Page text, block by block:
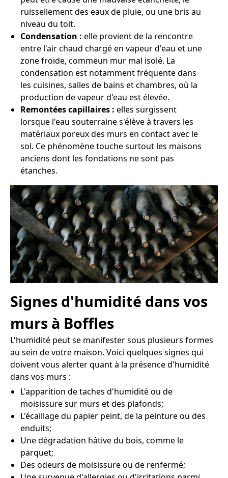
ruissellement des eaux de pluie, ou une bris au
niveau du toit.
Condensation : elle provient de la rencontre
entre l'air chaud chargé en vapeur d'eau et une
zone froide, commeun mur mal isolé. La
condensation est notamment fréquente dans
les cuisines, salles de bains et chambres, où la
production de vapeur d'eau est élevée.
Remontées capillaires : elles surgissent
lorsque l'eau souterraine s'élève à travers les
matériaux poreux des murs en contact avec le
sol. Ce phénomène touche surtout les maisons
anciens dont les fondations ne sont pas
étanches.
Signes d'humidité dans vos
murs à Boffles
L'humidité peut se manifester sous plusieurs formes
au sein de votre maison. Voici quelques signes qui
doivent vous alerter quant à la présence d'humidité
dans vos murs :
L'apparition de taches d'humidité ou de
moisissure sur murs et des plafonds;
L'écaillage du papier peint, de la peinture ou des
enduits;
Une dégradation hâtive du bois, comme le
parquet;
Des odeurs de moisissure ou de renfermé;